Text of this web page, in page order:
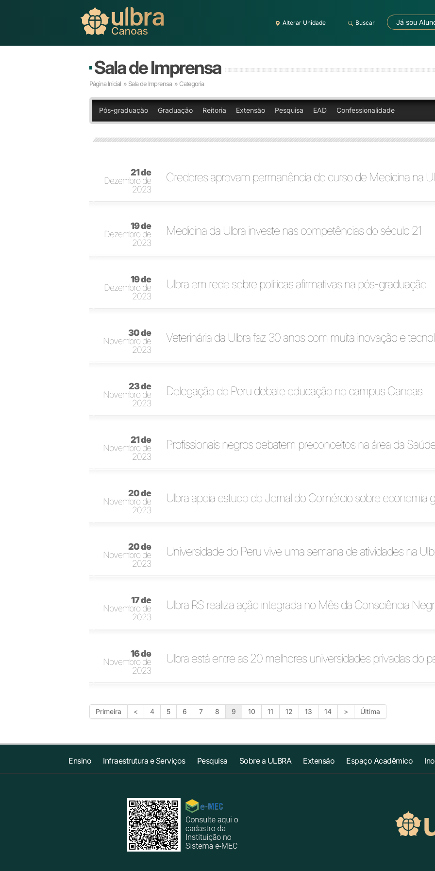
Alterar Unidade Buscar Já sou
Sala de Imprensa
Página Inicial » Sala de Imprensa » Categoria
Pós-graduação Graduação Reitoria Extensão Pesquisa EAD Confessionalidade
21 de
Dezembro de
2023
Credores aprovam permanência do curso de Medicina na
19 de
Dezembro de
2023
Medicina da Ulbra investe nas competências do século 21
19 de
Dezembro de
2023
Ulbra em rede sobre políticas afirmativas na pós-graduação
30 de
Novembro de
2023
Veterinária da Ulbra faz 30 anos com muita inovação e
23 de
Novembro de
2023
Delegação do Peru debate educação no campus Canoas
21 de
Novembro de
2023
Profissionais negros debatem preconceitos na área da
20 de
Novembro de
2023
Ulbra apoia estudo do Jornal do Comércio sobre economia
20 de
Novembro de
2023
Universidade do Peru vive uma semana de atividades na
17 de
Novembro de
2023
Ulbra RS realiza ação integrada no Mês da Consciência
16 de
Novembro de
2023
Ulbra está entre as 20 melhores universidades privadas do
Primeira < 4 5 6 7 8 9 10 11 12 13 14 > Última
Ensino Infraestrutura e Serviços Pesquisa Sobre a ULBRA Extensão Espaço Acadêmico